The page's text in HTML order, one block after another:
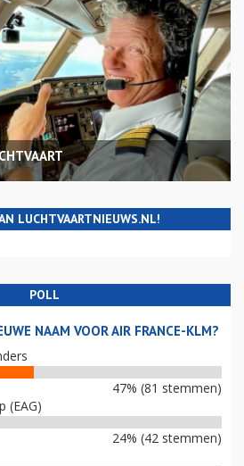
LUCHTVAARTNIEUWS.NL!
POLL
NAAM VOOR AIR FRANCE-KLM?
47% (81 stemmen)
(EAG)
24% (42 stemmen)